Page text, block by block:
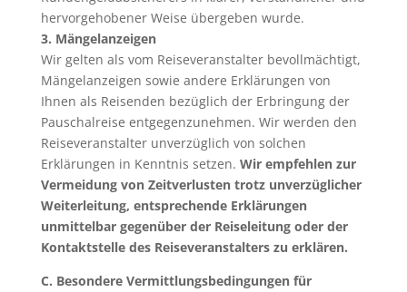
hervorgehobener Weise übergeben wurde.
3. Mängelanzeigen
Wir gelten als vom Reiseveranstalter bevollmächtigt,
Mängelanzeigen sowie andere Erklärungen von
Ihnen als Reisenden bezüglich der Erbringung der
Pauschalreise entgegenzunehmen. Wir werden den
Reiseveranstalter unverzüglich von solchen
Erklärungen in Kenntnis setzen. Wir empfehlen zur
Vermeidung von Zeitverlusten trotz unverzüglicher
Weiterleitung, entsprechende Erklärungen
unmittelbar gegenüber der Reiseleitung oder der
Kontaktstelle des Reiseveranstalters zu erklären.
C. Besondere Vermittlungsbedingungen für